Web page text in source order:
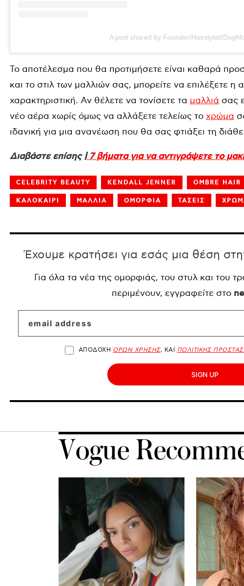
A post shared by Founder/Hairstylist/
Το αποτέλεσμα που θα προτιμήσετε είναι καθαρά
και το στιλ των μαλλιών σας, μπορείτε να επιλέξετε η
χαρακτηριστική. Αν θέλετε να τονίσετε τα μαλλιά σας
νέο αέρα χωρίς όμως να αλλάξετε τελείως το χρώμα
ιδανική για μια ανανέωση που θα σας φτιάξει τη
Διαβάστε επίσης |7 βήματα για να αντιγράψετε το
CELEBRITY BEAUTY KENDALL JENNER OMBRE HAIR
ΚΑΛΟΚΑΙΡΙ ΜΑΛΛΙΑ ΟΜΟΡΦΙΑ ΤΑΣΕΙΣ
Έχουμε κρατήσει για εσάς μια θέση
Για όλα τα νέα της ομορφιάς, του στυλ και του
περιμένουν, εγγραφείτε στο
ΑΠΟΔΟΧΗ ΟΡΩΝ ΧΡΗΣΗΣ, ΚΑΙ ΠΟΛΙΤΙΚΗΣ
SIGN UP
Vogue